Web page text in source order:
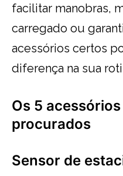
facilitar manobras,
carregado ou
acessórios certos
diferença na sua
Os 5
procurados
Sensor de